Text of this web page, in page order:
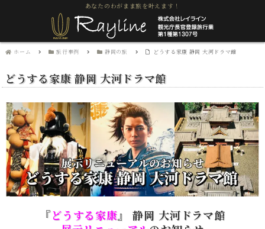
あなたのわがまま旅を叶えます！
ホーム 旅行事例 静岡の旅 どうする家康 静岡 大河ドラマ館
どうする家康 静岡 大河ドラマ館
『どうする家康』 静岡 大河ドラマ館